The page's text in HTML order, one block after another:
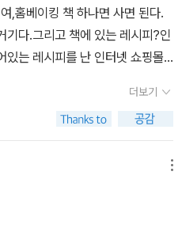
,홈베이킹 책 하나면 사면 된다.
기다.그리고 책에 있는 레시피?인
있는 레시피를 난 인터넷 쇼핑몰
더보기